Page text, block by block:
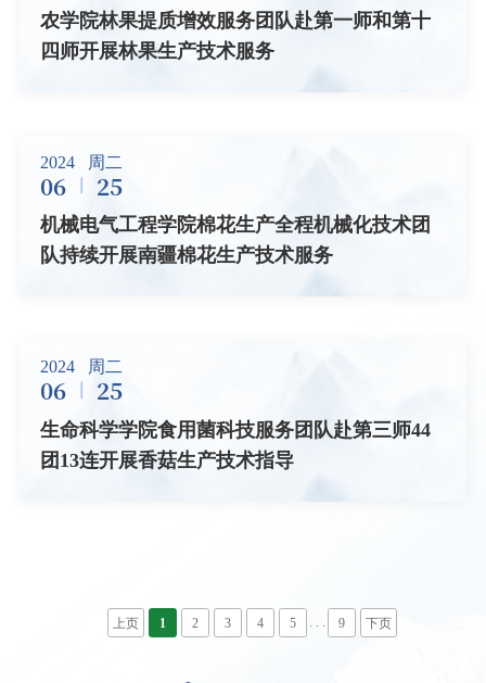
农学院林果提质增效服务团队赴第一师和第十
四师开展林果生产技术服务
2024 周二
06 25
机械电气工程学院棉花生产全程机械化技术团
队持续开展南疆棉花生产技术服务
2024 周二
06 25
生命科学学院食用菌科技服务团队赴第三师44
团13连开展香菇生产技术指导
上页 1 2 3 4 5 . . . 9 下页